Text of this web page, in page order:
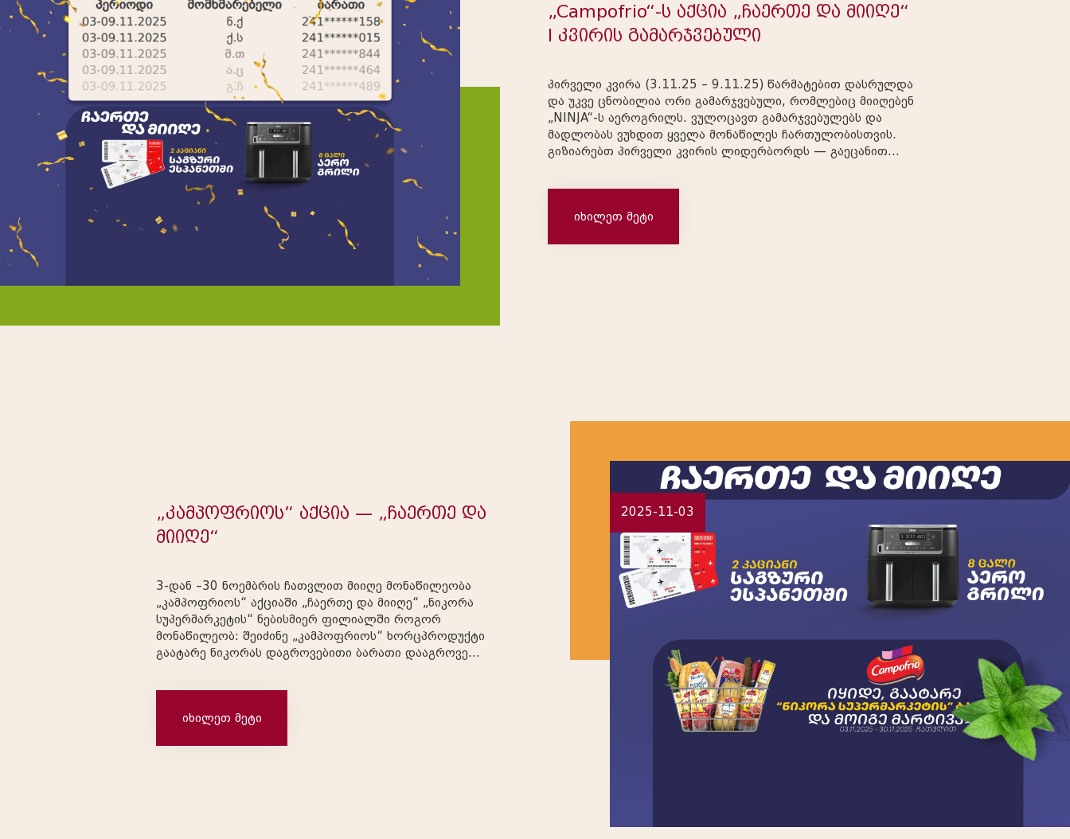
„Campofrio“-ს აქცია „ჩაერთე და მიიღე“
I კვირის გამარჯვებული
პირველი კვირა (3.11.25 – 9.11.25) წარმატებით დასრულდა
და უკვე ცნობილია ორი გამარჯვებული, რომლებიც მიიღებენ
„NINJA“-ს აეროგრილს. ვულოცავთ გამარჯვებულებს და
მადლობას ვუხდით ყველა მონაწილეს ჩართულობისთვის.
გიზიარებთ პირველი კვირის ლიდერბორდს — გაეცანით
09.11.2025 ...
იხილეთ მეტი
2025-11-03
„კამპოფრიოს“ აქცია — „ჩაერთე და
მიიღე“
3-დან –30 ნოემბრის ჩათვლით მიიღე მონაწილეობა
„კამპოფრიოს“ აქციაში „ჩაერთე და მიიღე“ „ნიკორა
სუპერმარკეტის“ ნებისმიერ ფილიალში როგორ
მონაწილეობ: შეიძინე „კამპოფრიოს“ ხორცპროდუქტი
გაატარე ნიკორას დაგროვებითი ბარათი დააგროვე
მონაწილე მიიღებს 2 კაციან საგზურს ესპა...
იხილეთ მეტი